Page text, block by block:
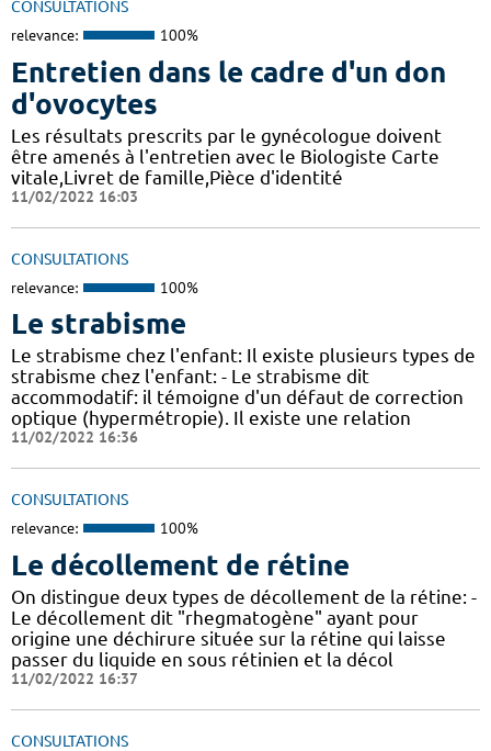
CONSULTATIONS
relevance: 100%
Entretien dans le cadre d'un don
d'ovocytes
Les résultats prescrits par le gynécologue doivent
être amenés à l'entretien avec le Biologiste Carte
vitale,Livret de famille,Pièce d'identité
11/02/2022 16:03
CONSULTATIONS
relevance: 100%
Le strabisme
Le strabisme chez l'enfant: Il existe plusieurs types de
strabisme chez l'enfant: - Le strabisme dit
accommodatif: il témoigne d'un défaut de correction
optique (hypermétropie). Il existe une relation
11/02/2022 16:36
CONSULTATIONS
relevance: 100%
Le décollement de rétine
On distingue deux types de décollement de la rétine: -
Le décollement dit "rhegmatogène" ayant pour
origine une déchirure située sur la rétine qui laisse
passer du liquide en sous rétinien et la décol
11/02/2022 16:37
CONSULTATIONS